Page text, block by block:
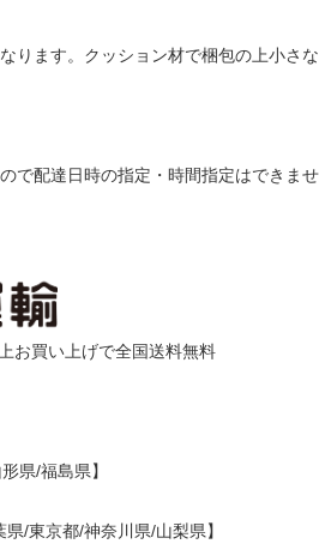
ります。クッション材で梱包の上小
で配達日時の指定・時間指定はできま
お買い上げで全国送料無料
県/福島県】
/東京都/神奈川県/山梨県】